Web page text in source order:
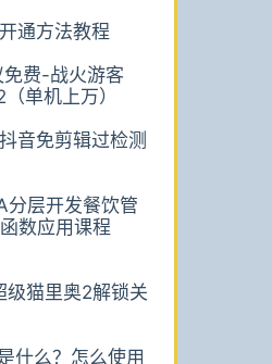
通方法教程
费-战火游客
单机上万）
音免剪辑过检测
分层开发餐饮管
数应用课程
猫里奥2解锁关
什么？怎么使用